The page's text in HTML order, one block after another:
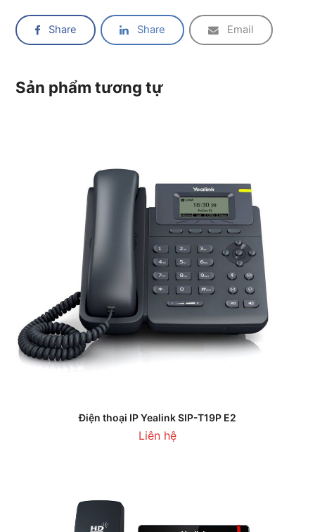
Share Share Email
Sản phẩm tương tự
Điện thoại IP Yealink SIP-T19P E2
Liên hệ